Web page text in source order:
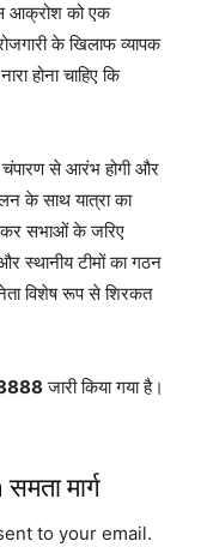
आक्रोश को एक
के खिलाफ व्यापक
होना चाहिए कि
चंपारण से आरंभ होगी और
के साथ यात्रा का
सभाओं के जरिए
स्थानीय टीमों का गठन
नेता विशेष रूप से शिरकत
जारी किया गया है।
मार्ग
to your email.